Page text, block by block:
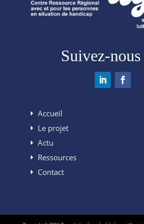
Suivez-
Accueil
Le projet
Actu
Ressources
Contact